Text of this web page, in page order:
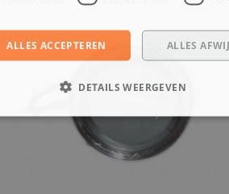
ALLES ACCEPTEREN ALLES
DETAILS WEERGEVEN